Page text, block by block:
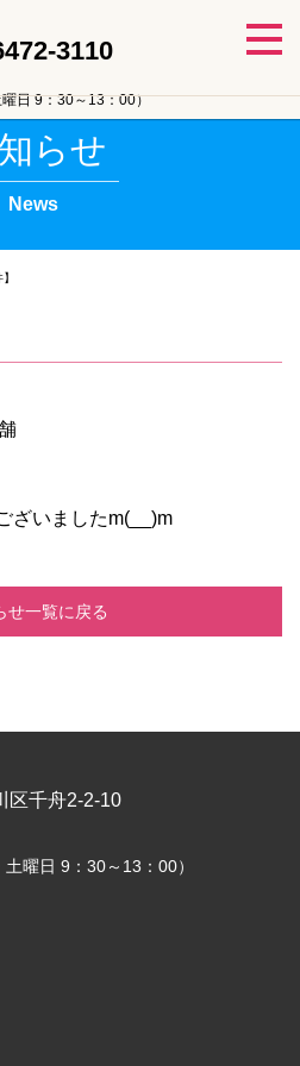
3110
日 9：30～13：00）
らせ
News
ざいましたm(__)m
せ一覧に戻る
区千舟2-2-10
曜日 9：30～13：00）